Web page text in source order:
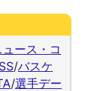
ュース・コ
/バスケ
/選手デー